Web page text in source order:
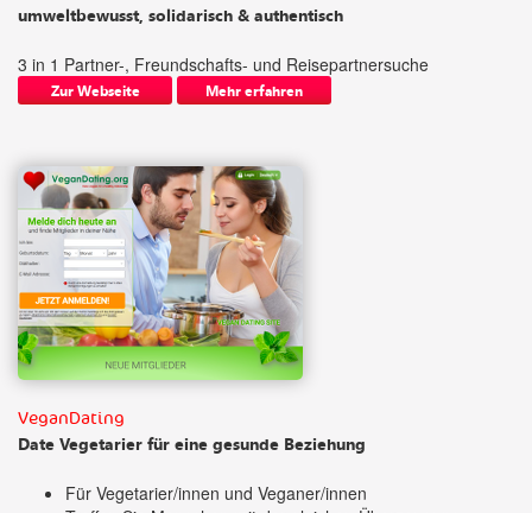
umweltbewusst, solidarisch & authentisch
3 in 1 Partner-, Freundschafts- und Reisepartnersuche
Zur Webseite Mehr erfahren
VeganDating
Date Vegetarier für eine gesunde Beziehung
Für Vegetarier/innen und Veganer/innen